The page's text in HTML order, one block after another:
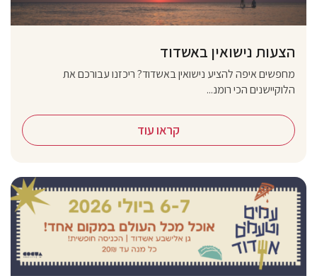
הצעות נישואין באשדוד
מחפשים איפה להציע נישואין באשדוד? ריכזנו עבורכם את
הלוקיישנים הכי רומנ...
קראו עוד